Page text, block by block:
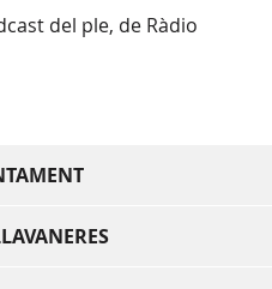
del ple, de Ràdio